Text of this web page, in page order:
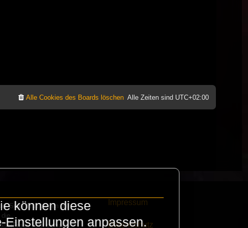
Alle Zeiten sind UTC+02:00
Alle Cookies des Boards löschen
Seite finanzieren die
habt schickt
Impressum
Datenschutz
können diese
Einstellungen anpassen.